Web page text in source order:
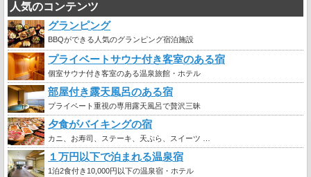
人気のコンテンツ
グランピング
BBQができる人気のグランピング宿泊施設
プライベートサウナ付き客室のある宿
個室サウナ付き客室のある温泉旅館・ホテル
部屋付き露天風呂のある宿
プライベート重視の専用露天風呂で贅沢三昧
夕食がバイキングの宿
カニ、お寿司、ステーキ、天ぷら、スイーツ …
１万円以下で泊まれる温泉宿
1泊2食付き10,000円以下の温泉宿・ホテル